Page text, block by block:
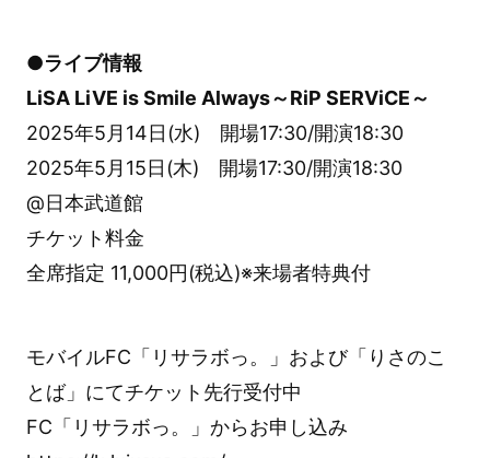
●ライブ情報
LiSA LiVE is Smile Always～RiP SERViCE～
2025年5月14日(水) 開場17:30/開演18:30
2025年5月15日(木) 開場17:30/開演18:30
@日本武道館
チケット料金
全席指定 11,000円(税込)※来場者特典付
モバイルFC「リサラボっ。」および「りさのこ
とば」にてチケット先行受付中
FC「リサラボっ。」からお申し込み